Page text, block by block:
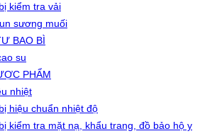
kiểm tra vải
sương muối
BAO BÌ
su
PHẨM
nhiệt
hiệu chuẩn nhiệt độ
kiểm tra mặt nạ, khẩu trang, đồ bảo hộ y